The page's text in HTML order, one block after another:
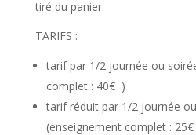
tiré du panier
TARIFS :
tarif par 1/2 journée ou
complet : 40€ )
tarif réduit par 1/2 journée
(enseignement complet : 25€